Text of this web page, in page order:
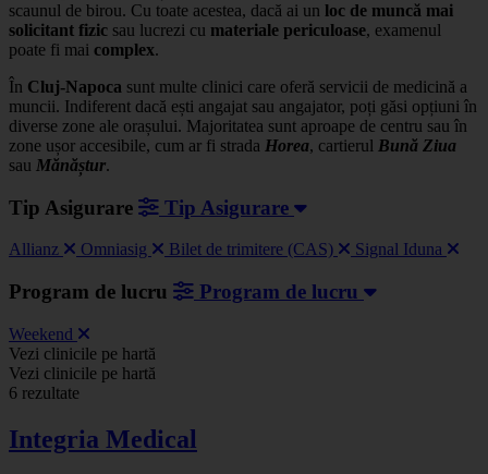
scaunul de birou. Cu toate acestea, dacă ai un loc de muncă mai
solicitant fizic sau lucrezi cu materiale periculoase, examenul
poate fi mai complex.
În Cluj-Napoca sunt multe clinici care oferă servicii de medicină a
muncii. Indiferent dacă ești angajat sau angajator, poți găsi opțiuni în
diverse zone ale orașului. Majoritatea sunt aproape de centru sau în
zone ușor accesibile, cum ar fi strada Horea, cartierul Bună Ziua
sau Mănăștur.
Tip Asigurare Tip Asigurare
Allianz Omniasig Bilet de trimitere (CAS) Signal Iduna
Program de lucru Program de lucru
Weekend
+
−
Vezi clinicile pe hartă
Vezi clinicile pe hartă
6 rezultate
Integria Medical